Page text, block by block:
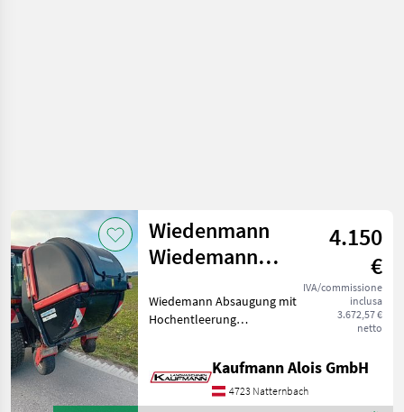
Wiedenmann
Wiedemann
Hochentleerung
4.150
€
IVA/commissione
inclusa
3.672,57 €
netto
Wiedemann Absaugung mit
Hochentleerung
Tasträder bzw.
Nachlaufräder Einsatzbereit
Kaufmann Alois GmbH
4723 Natternbach